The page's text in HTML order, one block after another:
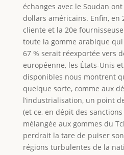
échanges avec le Soudan
dollars américains. Enfin, en
cliente et la 20e
toute la gomme arabique
67 % serait réexportée vers
européenne, les États-Unis
disponibles nous montrent
quelque sorte, comme aux
l’industrialisation, un point
(et ce, en dépit des
mélangée aux gommes du
perdrait la tare de puiser
régions turbulentes de la